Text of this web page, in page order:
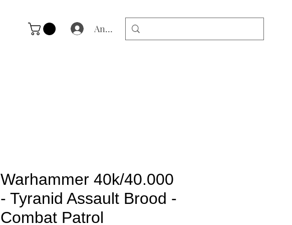
Anmelden
Warhammer 40k/40.000
- Tyranid Assault Brood -
Combat Patrol